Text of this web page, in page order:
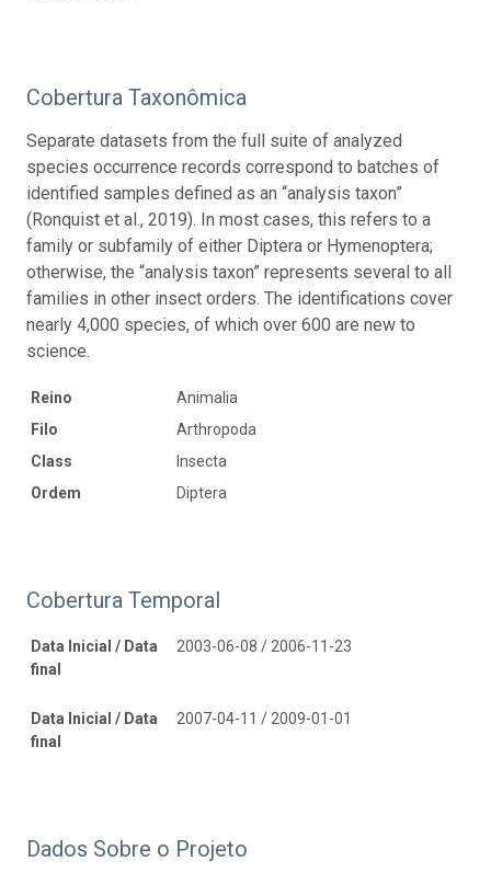
Cobertura Taxonômica
Separate datasets from the full suite of analyzed
species occurrence records correspond to batches of
identified samples defined as an “analysis taxon”
(Ronquist et al., 2019). In most cases, this refers to a
family or subfamily of either Diptera or Hymenoptera;
otherwise, the “analysis taxon” represents several to all
families in other insect orders. The identifications cover
nearly 4,000 species, of which over 600 are new to
science.
Reino
Animalia
Filo
Arthropoda
Class
Insecta
Ordem
Diptera
Cobertura Temporal
Data Inicial / Data
final
2003-06-08 / 2006-11-23
Data Inicial / Data
final
2007-04-11 / 2009-01-01
Dados Sobre o Projeto